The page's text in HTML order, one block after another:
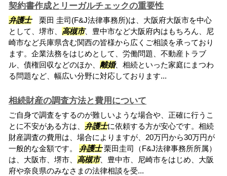
契約書作成とリーガルチェックの重要性
弁護士栗田 圭司(F&J法律事務所)は、大阪府大阪市を中心
として、堺市、 高槻市、豊中市など大阪府内はもちろん、尼
崎市など兵庫県含む関西の皆様から広くご相談を承っており
ます。企業法務をはじめとして、労働問題、不動産トラブ
ル、債権回収などのほか、 離婚、相続といった家庭にまつわ
る問題など、幅広い分野に対応しております...
相続財産の調査方法と費用について
ご自身で調査をするのが難しいような場合や、正確に行うこ
とに不安がある方は、 弁護士に依頼する方が安心です。相続
財産調査の費用は、場合によりますが、20万円から30万円が
一般的な金額です。 弁護士栗田圭司（F&J法律事務所所属）
は、大阪市、堺市、 高槻市、豊中市、尼崎市をはじめ、大阪
府や奈良県のみなさまの法律相談を受...